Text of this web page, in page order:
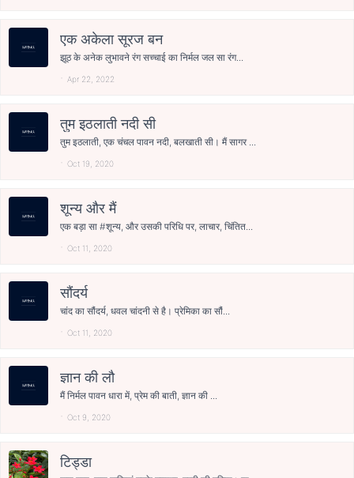
एक अकेला सूरज बन
झूठ के अनेक लुभावने रंग सच्चाई का निर्मल जल सा रंग...
Apr 22, 2022
तुम इठलाती नदी सी
तुम इठलाती, एक चंचल पावन नदी, बलखाती सी। मैं सागर ...
Oct 19, 2020
शून्य और मैं
एक बड़ा सा #शून्य, और उसकी परिधि पर, लाचार, चिंतित...
Oct 11, 2020
सौंदर्य
चांद का सौंदर्य, धवल चांदनी से है। प्रेमिका का सौं...
Oct 11, 2020
ज्ञान की लौ
मैं निर्मल पावन धारा में, प्रेम की बाती, ज्ञान की ...
Oct 9, 2020
टिड्डा